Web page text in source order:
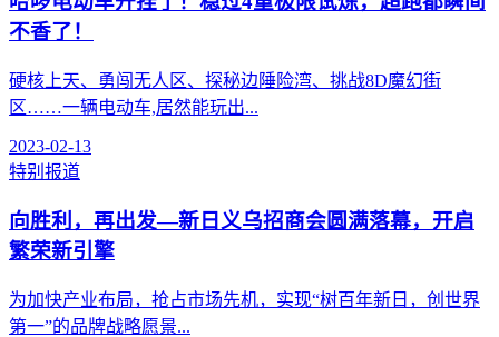
不香了！
硬核上天、勇闯无人区、探秘边陲险湾、挑战8D魔幻街
区……一辆电动车,居然能玩出...
2023-02-13
特别报道
向胜利，再出发—新日义乌招商会圆满落幕，开启
繁荣新引擎
为加快产业布局，抢占市场先机，实现“树百年新日，创世界
第一”的品牌战略愿景...